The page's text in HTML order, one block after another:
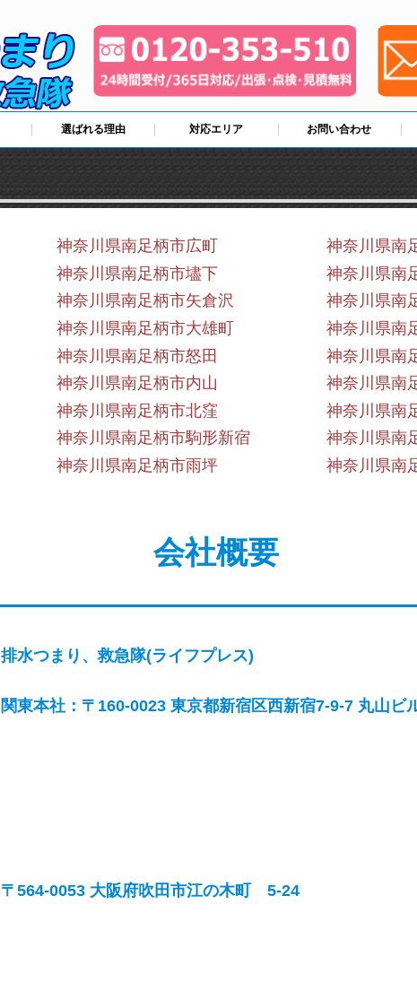
選ばれる理由 対応エリア お問い合わせ
神奈川県南足柄市広町
神奈川県南
神奈川県南足柄市壗下
神奈川県南
神奈川県南足柄市矢倉沢
神奈川県南
神奈川県南足柄市大雄町
神奈川県南
神奈川県南足柄市怒田
神奈川県南
神奈川県南足柄市内山
神奈川県南
神奈川県南足柄市北窪
神奈川県南
神奈川県南足柄市駒形新宿
神奈川県南
神奈川県南足柄市雨坪 神奈川県南
会社概要
排水つまり、救急隊(ライフプレス)
関東本社：〒160-0023 東京都新宿区西新宿7-9-7 丸山ビ
〒564-0053 大阪府吹田市江の木町 5-24